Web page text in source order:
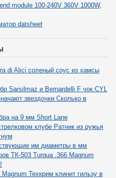
module 100-240V 360V 1000W,
datsheet
di Alici соленый соус из хамсы
Sarsilmaz и Bernardelli F чок CYL
звездочки Сколько в
на 9 мм Short Lane
клубе Ратник из ружья
им диаметры в мм
ТК-503 Turqua .366 Magnum
Техкрим клинит гильзу в